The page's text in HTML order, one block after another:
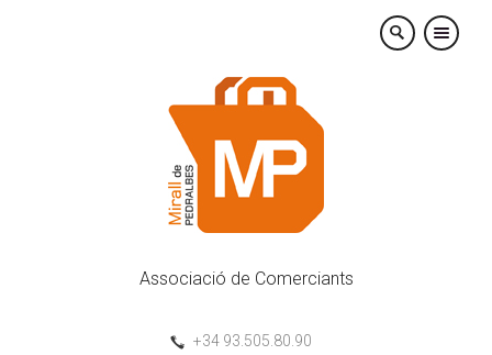
×
Associació de Comerciants
+34 93.505.80.90